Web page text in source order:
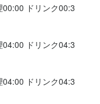
ドリンク00:3
ドリンク04:3
ドリンク04:3
使命
転がっています！
アップします！
中を押せる存在であ
ニコニコ
使命
使命
転がっています！
ップします！
中を押せる存在であ
長したい」
ニコニコ
使命
転がっています！